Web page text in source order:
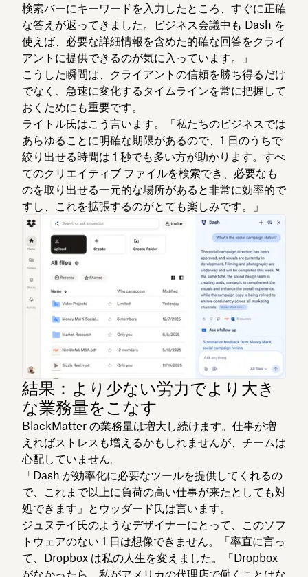
検索バーにキーワードを入力したところ、すぐに正確
な答えが返ってきました。ビジネス会議中も Dash を
使えば、必要な詳細情報を含めた的確な回答をクライ
アントに提供できるのが気に入っています。」
こうした瞬間は、クライアントの信頼を勝ち得るだけ
でなく、急速に変化するタイムラインを常に把握して
おくためにも重要です。
ライトル氏はこう言います。「私たちのビジネスでは
あらゆることに明確な期限があるので、1 日のうちで
絞り出せる時間は 1 秒でも多い方が助かります。すべ
てのクリエイティブ ファイルを検索でき、必要なも
のを取り出せる一元的な場所があると非常に効率的で
すし、これを拡張するのがとても楽しみです。」
結果：より少ない労力でより大き
な業務量をこなす
BlackMatter の業務量は増大し続けます。仕事が増
えればストレスも増えるかもしれませんが、チームは
心配していません。
「Dash が効率化に必要なツールを提供してくれるの
で、これまで以上に負荷の高い仕事が来たとしても対
処できます」とウッダード氏は言います。
ジュヌテイ氏のようなデザイナーにとって、このソフ
トウェアのない 1 日は想像できません。「率直に言っ
て、Dropbox は私の人生を変えました。「Dropbox